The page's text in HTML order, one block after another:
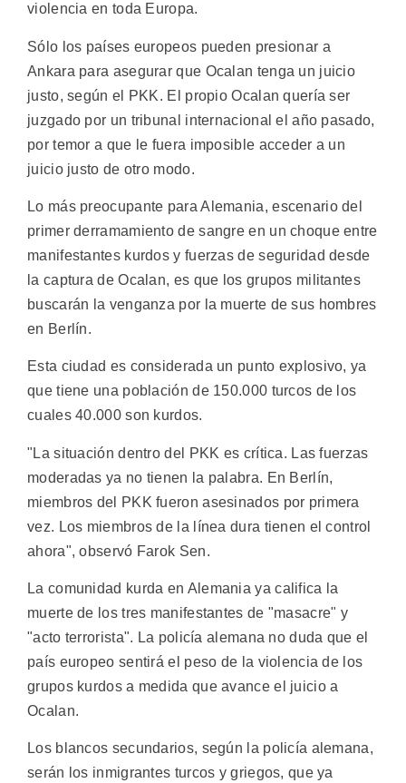
violencia en toda Europa.
Sólo los países europeos pueden presionar a
Ankara para asegurar que Ocalan tenga un juicio
justo, según el PKK. El propio Ocalan quería ser
juzgado por un tribunal internacional el año pasado,
por temor a que le fuera imposible acceder a un
juicio justo de otro modo.
Lo más preocupante para Alemania, escenario del
primer derramamiento de sangre en un choque entre
manifestantes kurdos y fuerzas de seguridad desde
la captura de Ocalan, es que los grupos militantes
buscarán la venganza por la muerte de sus hombres
en Berlín.
Esta ciudad es considerada un punto explosivo, ya
que tiene una población de 150.000 turcos de los
cuales 40.000 son kurdos.
"La situación dentro del PKK es crítica. Las fuerzas
moderadas ya no tienen la palabra. En Berlín,
miembros del PKK fueron asesinados por primera
vez. Los miembros de la línea dura tienen el control
ahora", observó Farok Sen.
La comunidad kurda en Alemania ya califica la
muerte de los tres manifestantes de "masacre" y
"acto terrorista". La policía alemana no duda que el
país europeo sentirá el peso de la violencia de los
grupos kurdos a medida que avance el juicio a
Ocalan.
Los blancos secundarios, según la policía alemana,
serán los inmigrantes turcos y griegos, que ya